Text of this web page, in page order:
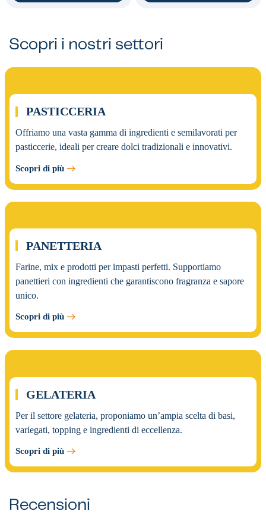
Scopri i nostri settori
01.
PASTICCERIA
Offriamo una vasta gamma di ingredienti e semilavorati per
pasticcerie, ideali per creare dolci tradizionali e innovativi.
Scopri di più
02.
PANETTERIA
Farine, mix e prodotti per impasti perfetti. Supportiamo
panettieri con ingredienti che garantiscono fragranza e sapore
unico.
Scopri di più
03.
GELATERIA
Per il settore gelateria, proponiamo un’ampia scelta di basi,
variegati, topping e ingredienti di eccellenza.
Scopri di più
Recensioni